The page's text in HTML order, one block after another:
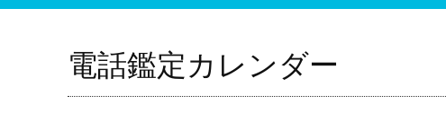
電話鑑定カレンダー